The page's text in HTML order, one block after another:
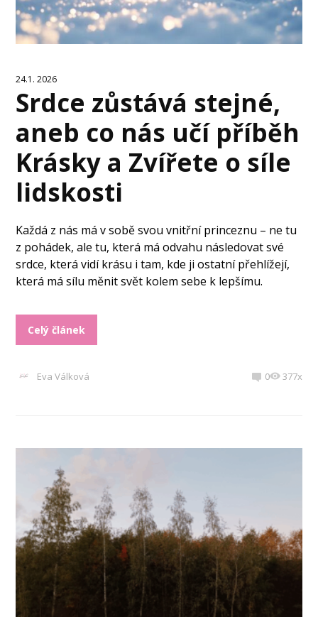
24.1. 2026
Srdce zůstává stejné,
aneb co nás učí příběh
Krásky a Zvířete o síle
lidskosti
Každá z nás má v sobě svou vnitřní princeznu – ne tu
z pohádek, ale tu, která má odvahu následovat své
srdce, která vidí krásu i tam, kde ji ostatní přehlížejí,
která má sílu měnit svět kolem sebe k lepšímu.
Celý článek
Eva Válková 0 377x